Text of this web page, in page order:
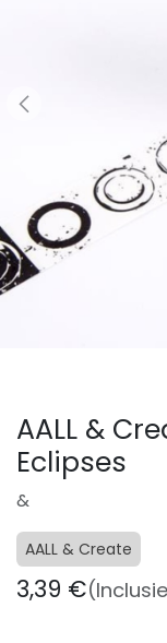
AALL &
Eclipses
&
AALL & Create
3,39 €